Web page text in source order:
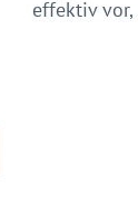
effektiv